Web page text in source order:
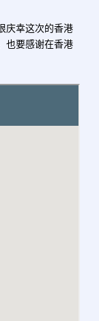
庆幸这次的香港
也要感谢在香港